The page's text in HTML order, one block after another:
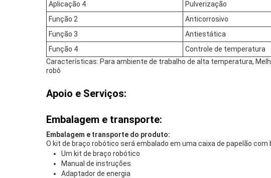
Aplicação 4
Pulverização
Função 2
Anticorrosivo
Função 3
Antiestática
Função 4
Controle de temperatura
Características: Para ambiente de trabalho de alta temperatura,
robô
Apoio e Serviços:
Embalagem e transporte:
Embalagem e transporte do produto:
O kit de braço robótico será embalado em uma caixa de papelão
Um kit de braço robótico
Manual de instruções
Adaptador de energia